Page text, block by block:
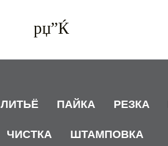
ЛИТЬЁ ПАЙКА РЕЗКА
ЧИСТКА ШТАМПОВКА